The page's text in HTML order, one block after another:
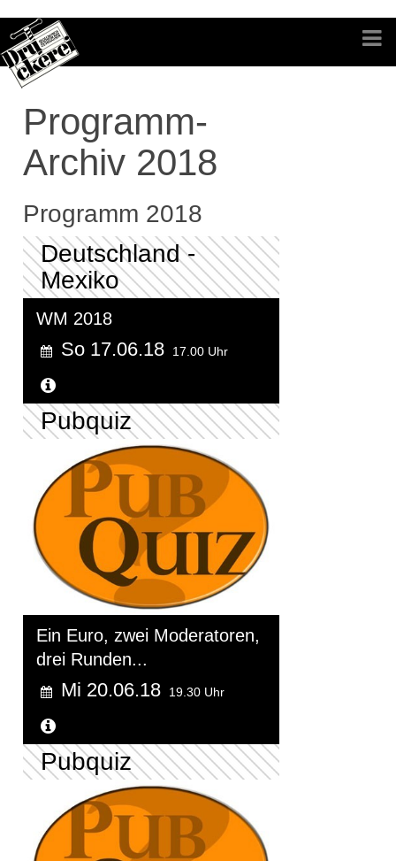
Programm-
Archiv 2018
Programm 2018
Deutschland -
Mexiko
WM 2018
So 17.06.18 17.00 Uhr
Pubquiz
Ein Euro, zwei Moderatoren,
drei Runden...
Mi 20.06.18 19.30 Uhr
Pubquiz